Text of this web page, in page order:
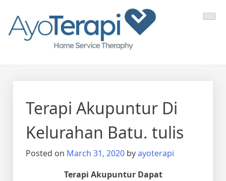
content
Ayo Terapi
Terapi Akupuntur Di
Kelurahan Batu. tulis
Posted on March 31, 2020 byayoterapi
Terapi Akupuntur Dapat